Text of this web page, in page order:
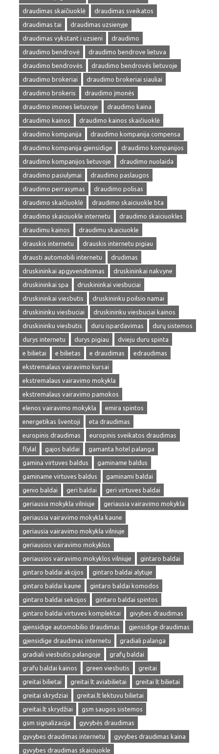
draudimas skaičiuoklė
draudimas sveikatos
draudimas tai
draudimas uzsienyje
draudimas vykstant i uzsieni
draudimo
draudimo bendrovė
draudimo bendrove lietuva
draudimo bendrovės
draudimo bendrovės lietuvoje
draudimo brokeriai
draudimo brokeriai siauliai
draudimo brokeris
draudimo įmonės
draudimo imones lietuvoje
draudimo kaina
draudimo kainos
draudimo kainos skaičiuoklė
draudimo kompanija
draudimo kompanija compensa
draudimo kompanija gjensidige
draudimo kompanijos
draudimo kompanijos lietuvoje
draudimo nuolaida
draudimo pasiulymai
draudimo paslaugos
draudimo perrasymas
draudimo polisas
draudimo skaičiuoklė
draudimo skaiciuokle bta
draudimo skaiciuokle internetu
draudimo skaiciuokles
draudimu kainos
draudimu skaiciuokle
drauskis internetu
drauskis internetu pigiau
drausti automobili internetu
drudimas
druskininkai apgyvendinimas
druskininkai nakvyne
druskininkai spa
druskininkai viesbuciai
druskininkai viesbutis
druskininku poilsio namai
druskininku viesbuciai
druskininku viesbuciai kainos
druskininku viesbutis
duru ispardavimas
durų sistemos
durys internetu
durys pigiau
dvieju duru spinta
e bilietai
e bilietas e draudimas
edraudimas
ekstremalaus vairavimo kursai
ekstremalaus vairavimo mokykla
ekstremalaus vairavimo pamokos
elenos vairavimo mokykla
emira spintos
energetikas šventoji
eta draudimas
europinis draudimas
europinis sveikatos draudimas
flylal
gajos baldai
gamanta hotel palanga
gamina virtuves baldus
gaminame baldus
gaminame virtuves baldus
gaminami baldai
genio baldai
geri baldai
geri virtuves baldai
geriausia mokykla vilniuje
geriausia vairavimo mokykla
geriausia vairavimo mokykla kaune
geriausia vairavimo mokykla vilniuje
geriausios vairavimo mokyklos
geriausios vairavimo mokyklos vilniuje
gintaro baldai
gintaro baldai akcijos
gintaro baldai alytuje
gintaro baldai kaune
gintaro baldai komodos
gintaro baldai sekcijos
gintaro baldai spintos
gintaro baldai virtuves komplektai
givybes draudimas
gjensidige automobilio draudimas
gjensidige draudimas
gjensidige draudimas internetu
gradiali palanga
gradiali viesbutis palangoje
grafų baldai
grafu baldai kainos
green viesbutis
greitai
greitai bilietai
greitai lt aviabilietai
greitai lt bilietai
greitai skrydziai
greitai.lt lektuvu bilietai
greitai.lt skrydžiai
gsm saugos sistemos
gsm signalizacija
gyvybės draudimas
gyvybes draudimas internetu
gyvybes draudimas kaina
gyvybes draudimas skaiciuokle